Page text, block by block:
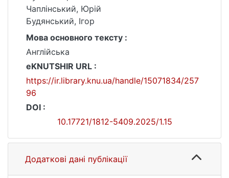
Чаплінський, Юрій
Будянський, Ігор
Мова основного тексту :
Англійська
eKNUTSHIR URL :
https://ir.library.knu.ua/handle/15071834/257
96
DOI :
10.17721/1812-5409.2025/1.15
Додаткові дані публікації